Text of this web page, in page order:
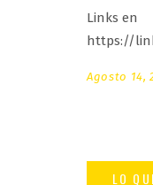
Links en
https://
Agosto 14,